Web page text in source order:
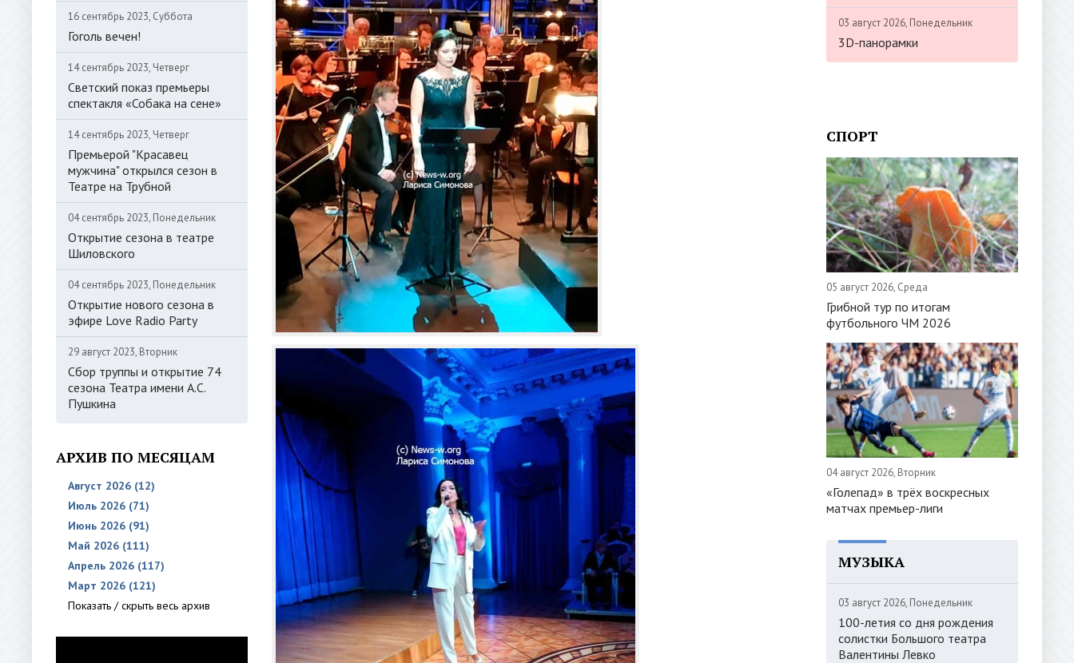
16 сентябрь 2023, Суббота
Гоголь вечен!
14 сентябрь 2023, Четверг
Светский показ премьеры
спектакля «Собака на сене»
14 сентябрь 2023, Четверг
Премьерой "Красавец
мужчина" открылся сезон в
Театре на Трубной
04 сентябрь 2023, Понедельник
Открытие сезона в театре
Шиловского
04 сентябрь 2023, Понедельник
Открытие нового сезона в
эфире Love Radio Party
29 август 2023, Вторник
Сбор труппы и открытие 74
сезона Театра имени А.С.
Пушкина
АРХИВ ПО МЕСЯЦАМ
Август 2026 (12)
Июль 2026 (71)
Июнь 2026 (91)
Май 2026 (111)
Апрель 2026 (117)
Март 2026 (121)
Показать / скрыть весь архив
03 август 2026, Понедельник
3D-панорамки
СПОРТ
05 август 2026, Среда
Грибной тур по итогам
футбольного ЧМ 2026
04 август 2026, Вторник
«Голепад» в трёх воскресных
матчах премьер-лиги
МУЗЫКА
03 август 2026, Понедельник
100-летия со дня рождения
солистки Большого театра
Валентины Левко